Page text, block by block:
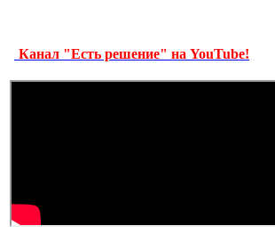
Канал "Есть решение" на YouTube!